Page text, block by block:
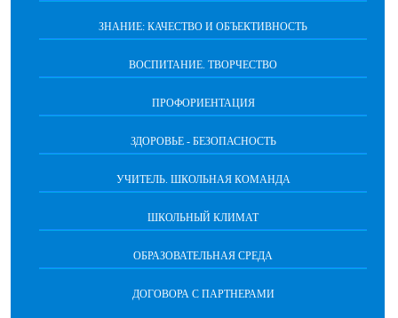
ЗНАНИЕ: КАЧЕСТВО И ОБЪЕКТИВНОСТЬ
ВОСПИТАНИЕ. ТВОРЧЕСТВО
ПРОФОРИЕНТАЦИЯ
ЗДОРОВЬЕ - БЕЗОПАСНОСТЬ
УЧИТЕЛЬ. ШКОЛЬНАЯ КОМАНДА
ШКОЛЬНЫЙ КЛИМАТ
ОБРАЗОВАТЕЛЬНАЯ СРЕДА
ДОГОВОРА С ПАРТНЕРАМИ